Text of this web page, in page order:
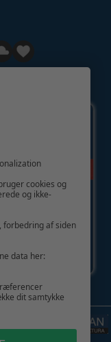
cookies og
og ikke-
forbedring af siden
data her:
dit samtykke